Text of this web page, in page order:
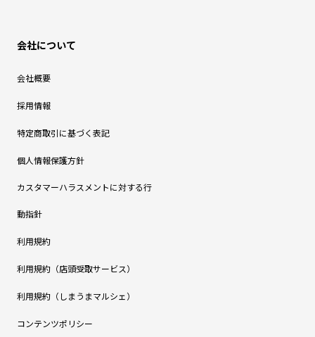
会社について
会社概要
採用情報
特定商取引に基づく表記
個人情報保護方針
カスタマーハラスメントに対する行
動指針
利用規約
利用規約（店頭受取サービス）
利用規約（しまうまマルシェ）
コンテンツポリシー